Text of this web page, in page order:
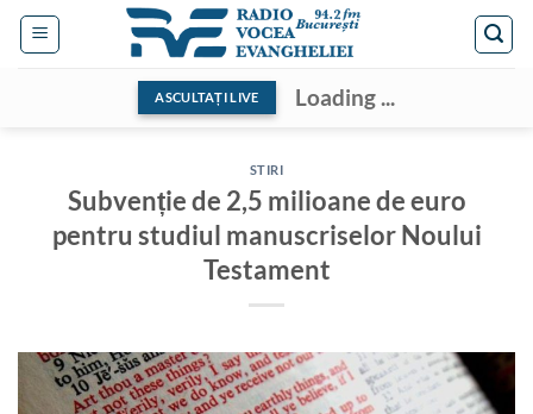
Skip
ASCULTAȚI LIVE Loading ...
STIRI
Subvenție de 2,5 milioane de euro
pentru studiul manuscriselor Noului
Testament